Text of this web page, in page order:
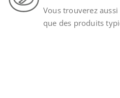
Vous trouverez
que des produits